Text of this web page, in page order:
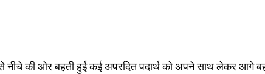
से नीचे की ओर बहती हुई कई अपरदित पदार्थ को अपने साथ लेकर आगे